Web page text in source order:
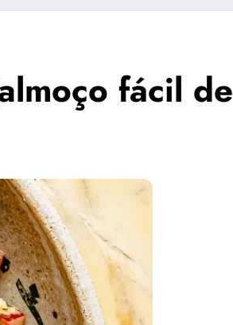
fácil de